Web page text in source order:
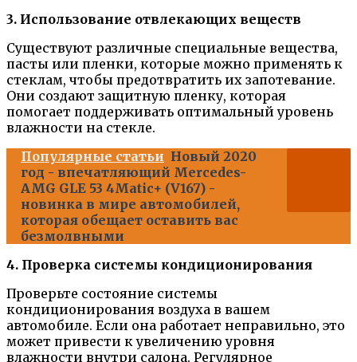
3. Использование отвлекающих веществ
Существуют различные специальные вещества,
пасты или пленки, которые можно применять к
стеклам, чтобы предотвратить их запотевание.
Они создают защитную пленку, которая
помогает поддерживать оптимальный уровень
влажности на стекле.
Популярные статьи Новый 2020
год - впечатляющий Mercedes-
AMG GLE 53 4Matic+ (V167) -
новинка в мире автомобилей,
которая обещает оставить вас
безмолвными
4. Проверка системы кондиционирования
Проверьте состояние системы
кондиционирования воздуха в вашем
автомобиле. Если она работает неправильно, это
может привести к увеличению уровня
влажности внутри салона. Регулярное